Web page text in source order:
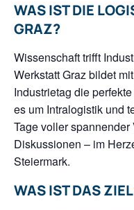
WAS IST DIE
GRAZ?
Wissenschaft trifft
Werkstatt Graz bildet
Industrietag die
es um Intralogistik und
Tage voller
Diskussionen – im
Steiermark.
WAS IST DAS